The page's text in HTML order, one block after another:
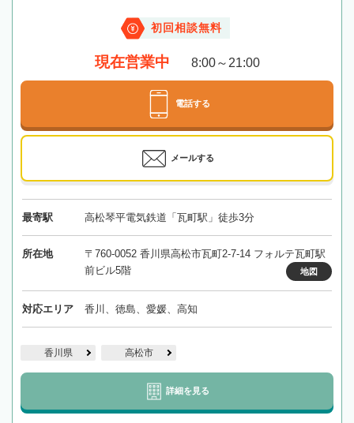
初回相談無料
現在営業中 8:00～21:00
電話する
メールする
最寄駅 高松琴平電気鉄道「瓦町駅」徒歩3分
所在地
〒760-0052 香川県高松市瓦町2-7-14 フォルテ瓦町駅
前ビル5階
地図
対応エリア 香川、徳島、愛媛、高知
香川県 高松市
詳細を見る